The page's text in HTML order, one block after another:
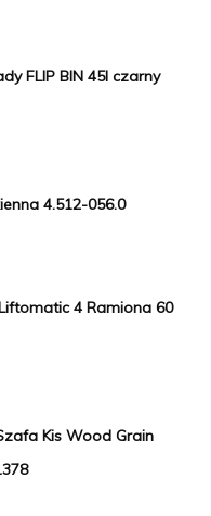
FLIP BIN 45l czarny
4.512-056.0
4 Ramiona 60
Kis Wood Grain